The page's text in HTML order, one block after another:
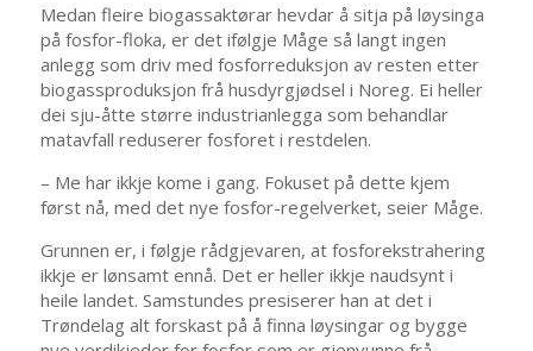
Medan fleire biogassaktørar hevdar å sitja på løysinga
på fosfor-floka, er det ifølgje Måge så langt ingen
anlegg som driv med fosforreduksjon av resten etter
biogassproduksjon frå husdyrgjødsel i Noreg. Ei heller
dei sju-åtte større industrianlegga som behandlar
matavfall reduserer fosforet i restdelen.
– Me har ikkje kome i gang. Fokuset på dette kjem
først nå, med det nye fosfor-regelverket, seier Måge.
Grunnen er, i følgje rådgjevaren, at fosforekstrahering
ikkje er lønsamt ennå. Det er heller ikkje naudsynt i
heile landet. Samstundes presiserer han at det i
Trøndelag alt forskast på å finna løysingar og bygge